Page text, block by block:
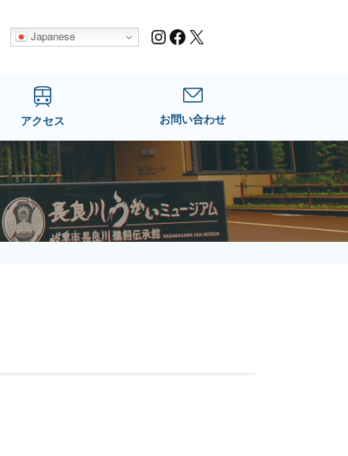
Japanese Instagram
Facebook
X
アクセス お問い合わせ